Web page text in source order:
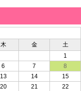
木 金
土
1
6 7
8
13 14
15
20 21
22